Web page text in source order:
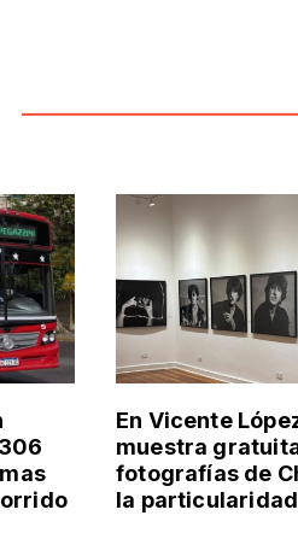
En Vicente
muestra
fotografías de
la